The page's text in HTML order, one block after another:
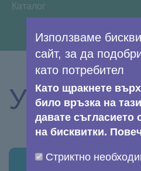
You are here:
Каталог
View
Услуги
Използваме
сайт, за да
като потребител
Като щракнете
било връзка на
давате съгласието
на бисквитки.
Стриктно